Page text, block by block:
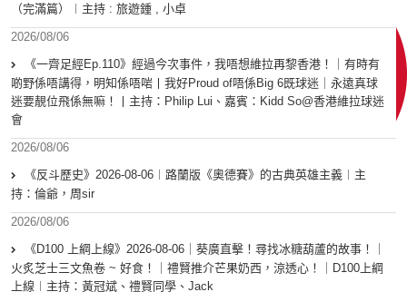
（完滿篇）︱主持 : 旅遊鍾 , 小卓
2026/08/06
《一齊足經Ep.110》經過今次事件，我唔想維拉再黎香港！｜有時有
啲野係唔講得，明知係唔啱丨我好Proud of唔係Big 6既球迷｜永遠真球
迷要靚位飛係無嘛！丨主持：Philip Lui、嘉賓：Kidd So@香港維拉球迷
會
2026/08/06
《反斗歷史》2026-08-06︱路蘭版《奧德賽》的古典英雄主義︱主
持：倫爺，周sir
2026/08/06
《D100 上綱上線》2026-08-06｜葵廣直擊！尋找冰糖葫蘆的故事！｜
火炙芝士三文魚卷 ~ 好食！｜禮賢推介芒果奶西，涼透心！｜D100上綱
上線︱主持：黃冠斌、禮賢同學、Jack